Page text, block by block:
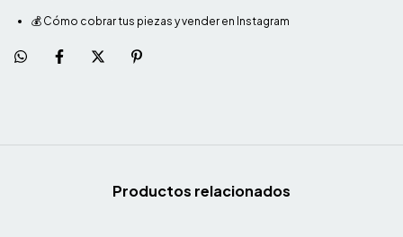
💰 Cómo cobrar tus piezas y vender en Instagram
Productos relacionados